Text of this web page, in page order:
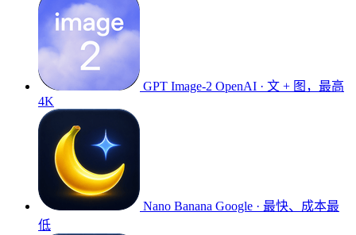
GPT Image-2 OpenAI · 文 + 图，最高
4K
Nano Banana Google · 最快、成本最
低